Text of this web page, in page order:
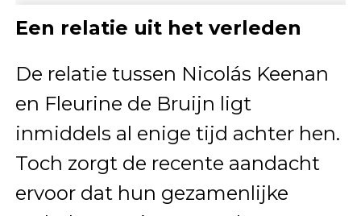
Een relatie uit het verleden
De relatie tussen Nicolás Keenan
en Fleurine de Bruijn ligt
inmiddels al enige tijd achter hen.
Toch zorgt de recente aandacht
ervoor dat hun gezamenlijke